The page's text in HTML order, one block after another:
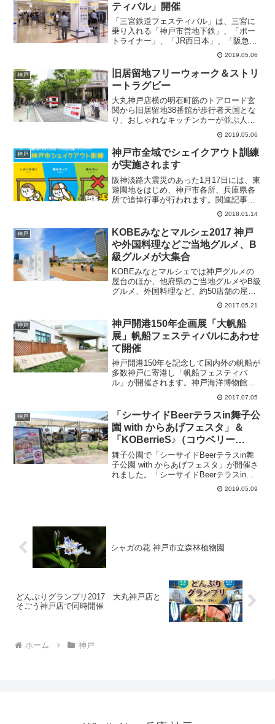
ティバル」開催
「三宮鉄道フェスティバル」は、三宮に
乗り入れる「神戸市営地下鉄」、「ポー
トライナー」、「JR西日本」、「阪急電
車」、「阪神電車」など鉄道会社5社局が
揃って登場する鉄道体験型のイベントで
す。「三宮鉄道フェスティバル」では、
各鉄道会社の制服と制...
2019.05.06
神戸
旧居留地フリーウォーク＆ストリ
ートラグビー
大丸神戸店横の明石町筋のトアロード玄
関から旧居留地38番館が歩行者天国とな
り、おしゃれなキッチンカーが並ぶ人気
のグルメイベント「旧居留地フリーウォ
ーク」が開催されました。ハンバーガー
やピザ、今人気のハットグ（チーズドッ
グ）などのキッチンカー...
2019.05.06
神戸
神戸市全域でシェイクアウト訓練
が実施されます
阪神淡路大震災のあった1月17日には、東
遊園地をはじめ、神戸市各所、兵庫県各
所で追悼行事が行われます。関連記事阪
神淡路大震災1.17のつどい神戸市では、
阪神淡路大震災を教訓に、地震が発生し
た時の安全行動などを再確認するために
防災訓練として「...
2018.01.14
神戸
KOBEみなとマルシェ2017 神戸
や外国料理などご当地グルメ、B
級グルメが大集合
KOBEみなとマルシェでは神戸グルメの
屋台のほか、他府県のご当地グルメやB級
グルメ、外国料理など、約50店舗の屋台
やブースが軒を並べます。AKB48、コロ
ッケ、宇崎竜童、松平健などが出演する
神戸開港150年音楽祭や、神戸まつりも同
日開催され...
2017.05.21
神戸
神戸開港150年企画展「大帆船
展」帆船フェスティバルにあわせ
て開催
神戸開港150年を記念して国内外の帆船が
多数神戸に寄港し「帆船フェスティバ
ル」が開催されます。神戸海洋博物館で
は帆船フェスティバルにあわせて「神戸
開港150年企画展 大帆船展」が開催され
ます。日程：2017年7月4日(火)～8月6日
(日)場...
2017.07.05
神戸
「シーサイドBeerテラスin舞子公
園 with からあげフェスタ」＆
「KOBerrieS♪（コウベリー
ズ）」
舞子公園で「シーサイドBeerテラスin舞
子公園 with からあげフェスタ」が開催さ
れました。「シーサイドBeerテラスin舞
子公園 with からあげフェスタ」は、舞子
公園芝生広場に客席460席の客席を用意
2019.05.09
シャガの花 神戸市立森林植物園
どんぶりグランプリ2017 大丸神戸店と
そごう神戸店で同時開催
ホーム 神戸